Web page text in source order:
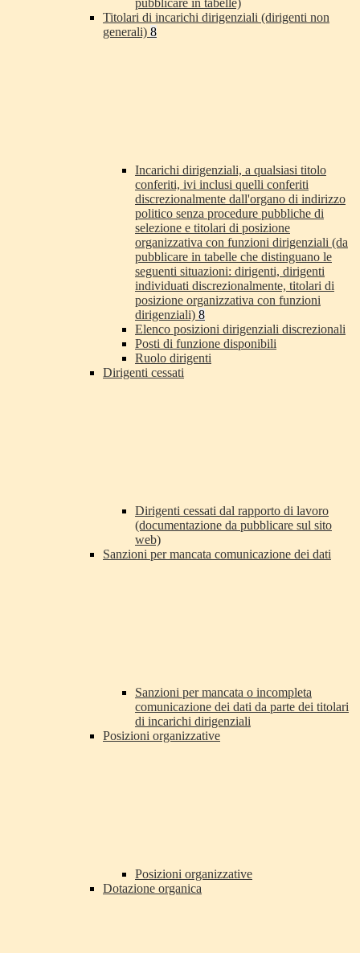
pubblicare in tabelle)
Titolari di incarichi dirigenziali (dirigenti non
generali) 8
Incarichi dirigenziali, a qualsiasi titolo
conferiti, ivi inclusi quelli conferiti
discrezionalmente dall'organo di indirizzo
politico senza procedure pubbliche di
selezione e titolari di posizione
organizzativa con funzioni dirigenziali (da
pubblicare in tabelle che distinguano le
seguenti situazioni: dirigenti, dirigenti
individuati discrezionalmente, titolari di
posizione organizzativa con funzioni
dirigenziali) 8
Elenco posizioni dirigenziali discrezionali
Posti di funzione disponibili
Ruolo dirigenti
Dirigenti cessati
Dirigenti cessati dal rapporto di lavoro
(documentazione da pubblicare sul sito
web)
Sanzioni per mancata comunicazione dei dati
Sanzioni per mancata o incompleta
comunicazione dei dati da parte dei titolari
di incarichi dirigenziali
Posizioni organizzative
Posizioni organizzative
Dotazione organica